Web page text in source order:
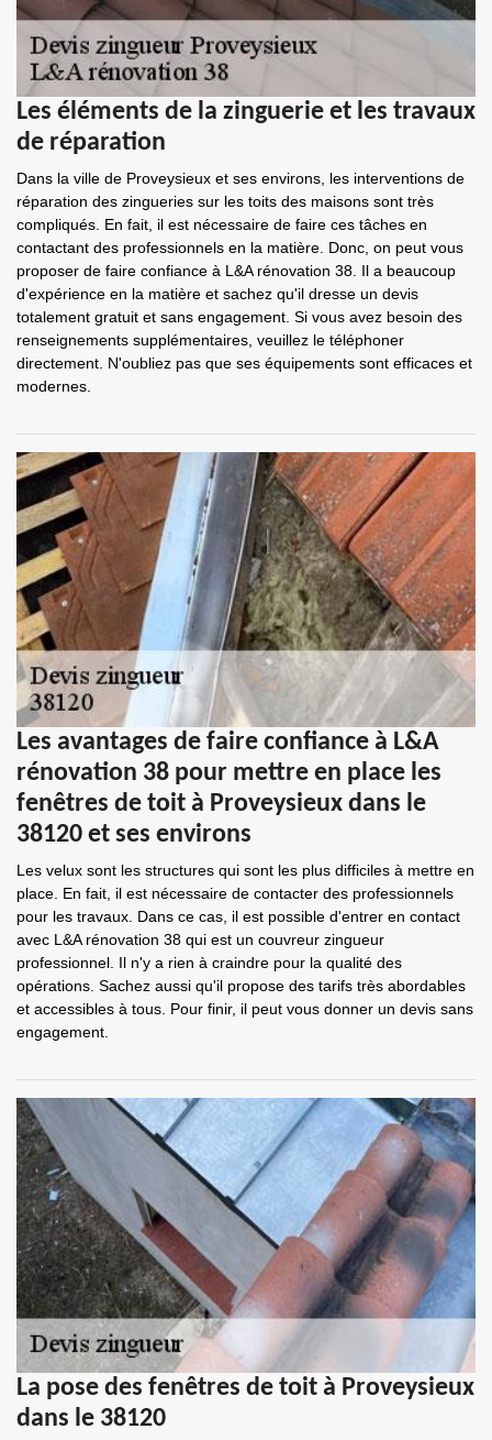
Les éléments de la zinguerie et les travaux
de réparation
Dans la ville de Proveysieux et ses environs, les interventions de
réparation des zingueries sur les toits des maisons sont très
compliqués. En fait, il est nécessaire de faire ces tâches en
contactant des professionnels en la matière. Donc, on peut vous
proposer de faire confiance à L&A rénovation 38. Il a beaucoup
d'expérience en la matière et sachez qu'il dresse un devis
totalement gratuit et sans engagement. Si vous avez besoin des
renseignements supplémentaires, veuillez le téléphoner
directement. N'oubliez pas que ses équipements sont efficaces et
modernes.
Les avantages de faire confiance à L&A
rénovation 38 pour mettre en place les
fenêtres de toit à Proveysieux dans le
38120 et ses environs
Les velux sont les structures qui sont les plus difficiles à mettre en
place. En fait, il est nécessaire de contacter des professionnels
pour les travaux. Dans ce cas, il est possible d'entrer en contact
avec L&A rénovation 38 qui est un couvreur zingueur
professionnel. Il n'y a rien à craindre pour la qualité des
opérations. Sachez aussi qu'il propose des tarifs très abordables
et accessibles à tous. Pour finir, il peut vous donner un devis sans
engagement.
La pose des fenêtres de toit à Proveysieux
dans le 38120